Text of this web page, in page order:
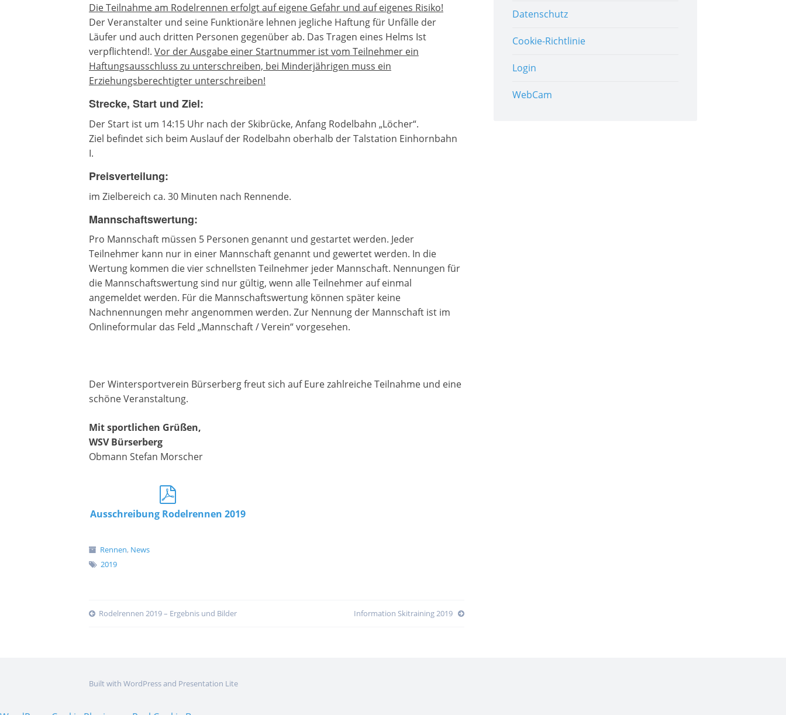
Die Teilnahme am Rodelrennen erfolgt auf eigene Gefahr und auf eigenes Risiko!
Der Veranstalter und seine Funktionäre lehnen jegliche Haftung für Unfälle der
Läufer und auch dritten Personen gegenüber ab. Das Tragen eines Helms Ist
verpflichtend!. Vor der Ausgabe einer Startnummer ist vom Teilnehmer ein
Haftungsausschluss zu unterschreiben, bei Minderjährigen muss ein
Erziehungsberechtigter unterschreiben!
Strecke, Start und Ziel:
Der Start ist um 14:15 Uhr nach der Skibrücke, Anfang Rodelbahn „Löcher“.
Ziel befindet sich beim Auslauf der Rodelbahn oberhalb der Talstation Einhornbahn
I.
Preisverteilung:
im Zielbereich ca. 30 Minuten nach Rennende.
Mannschaftswertung:
Pro Mannschaft müssen 5 Personen genannt und gestartet werden. Jeder
Teilnehmer kann nur in einer Mannschaft genannt und gewertet werden. In die
Wertung kommen die vier schnellsten Teilnehmer jeder Mannschaft. Nennungen für
die Mannschaftswertung sind nur gültig, wenn alle Teilnehmer auf einmal
angemeldet werden. Für die Mannschaftswertung können später keine
Nachnennungen mehr angenommen werden. Zur Nennung der Mannschaft ist im
Onlineformular das Feld „Mannschaft / Verein“ vorgesehen.
Der Wintersportverein Bürserberg freut sich auf Eure zahlreiche Teilnahme und eine
schöne Veranstaltung.
Mit sportlichen Grüßen,
WSV Bürserberg
Obmann Stefan Morscher
Ausschreibung Rodelrennen 2019
Rennen, News
2019
Post
Rodelrennen 2019 – Ergebnis und Bilder Information Skitraining 2019
Datenschutz
Cookie-Richtlinie
Login
WebCam
Built with WordPress and Presentation Lite